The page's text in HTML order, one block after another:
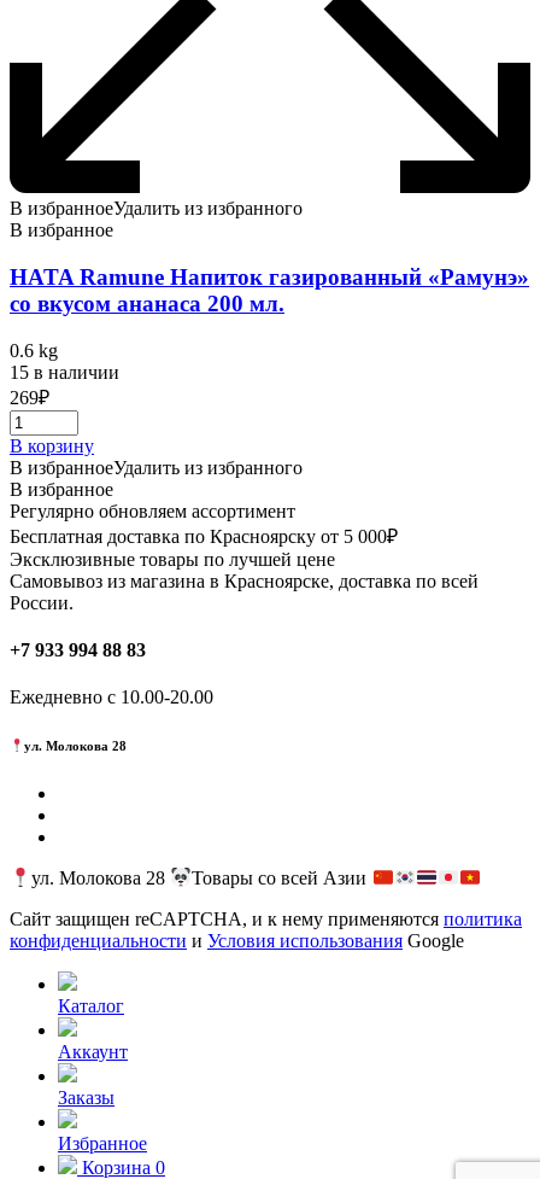
В избранноеУдалить из избранного
В избранное
HATA Ramune Напиток газированный «Рамунэ»
со вкусом ананаса 200 мл.
0.6 kg
15 в наличии
269₽
В корзину
В избранноеУдалить из избранного
В избранное
Регулярно обновляем ассортимент
Бесплатная доставка по Красноярску от 5 000₽
Эксклюзивные товары по лучшей цене
Самовывоз из магазина в Красноярске, доставка по всей
России.
+7 933 994 88 83
Ежедневно с 10.00-20.00
ул. Молокова 28
ул. Молокова 28
Товары со всей Азии
Сайт защищен reCAPTCHA, и к нему применяются политика
конфиденциальности и Условия использования Google
Каталог
Аккаунт
Заказы
Избранное
Корзина 0